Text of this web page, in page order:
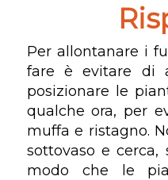
Per allontanare i
fare è evitare di
posizionare le
qualche ora, per
muffa e ristagno.
sottovaso e cerca,
modo che le